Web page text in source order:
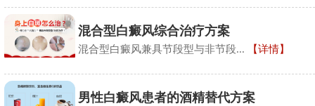
混合型白癜风综合治疗方案
混合型白癜风兼具节段型与非节段... 【详情】
男性白癜风患者的酒精替代方案